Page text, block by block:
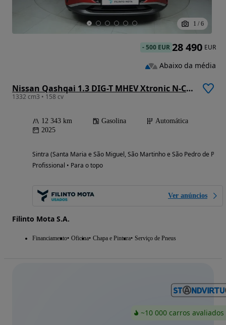
1 / 6
Nissan Qashqai 1.3 DIG-T MHEV Xtronic N-Connecta
1332 cm3 • 158 cv
12 343 km Gasolina
Automática
2025
Sintra (Santa Maria e São Miguel, São Martinho e São Pedro de
Profissional • Para o topo
Ver anúncios
Filinto Mota S.A.
Financiamento Oficina Chapa e Pintura Serviço de Pneus
-500 EUR 28 490 EUR
Abaixo da média
~10 000 carros